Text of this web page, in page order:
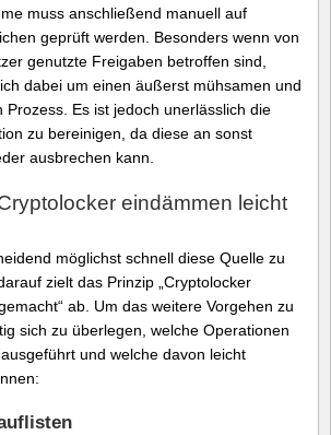
muss anschließend manuell auf
geprüft werden. Besonders wenn von
genutzte Freigaben betroffen sind,
dabei um einen äußerst mühsamen und
Prozess. Es ist jedoch unerlässlich die
zu bereinigen, da diese an sonst
ausbrechen kann.
eindämmen leicht
möglichst schnell diese Quelle zu
zielt das Prinzip „Cryptolocker
ab. Um das weitere Vorgehen zu
sich zu überlegen, welche Operationen
und welche davon leicht